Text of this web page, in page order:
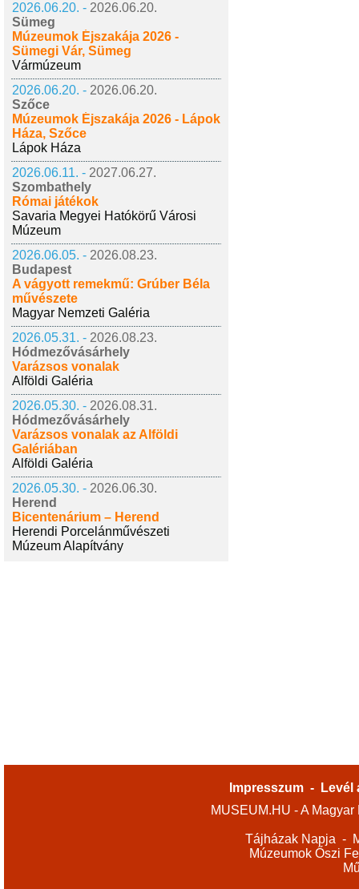
2026.06.20. - 2026.06.20.
Sümeg
Múzeumok Éjszakája 2026 -
Sümegi Vár, Sümeg
Vármúzeum
2026.06.20. - 2026.06.20.
Szőce
Múzeumok Éjszakája 2026 - Lápok
Háza, Szőce
Lápok Háza
2026.06.11. - 2027.06.27.
Szombathely
Római játékok
Savaria Megyei Hatókörű Városi
Múzeum
2026.06.05. - 2026.08.23.
Budapest
A vágyott remekmű: Grúber Béla
művészete
Magyar Nemzeti Galéria
2026.05.31. - 2026.08.23.
Hódmezővásárhely
Varázsos vonalak
Alföldi Galéria
2026.05.30. - 2026.08.31.
Hódmezővásárhely
Varázsos vonalak az Alföldi
Galériában
Alföldi Galéria
2026.05.30. - 2026.06.30.
Herend
Bicentenárium – Herend
Herendi Porcelánművészeti
Múzeum Alapítvány
Impresszum -
Levél
MUSEUM.HU - A
Tájházak Napja -
Múzeumok Őszi